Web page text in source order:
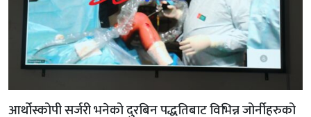
आर्थोस्कोपी सर्जरी भनेको दुरबिन पद्धतिबाट विभिन्न जोर्नीहरुको